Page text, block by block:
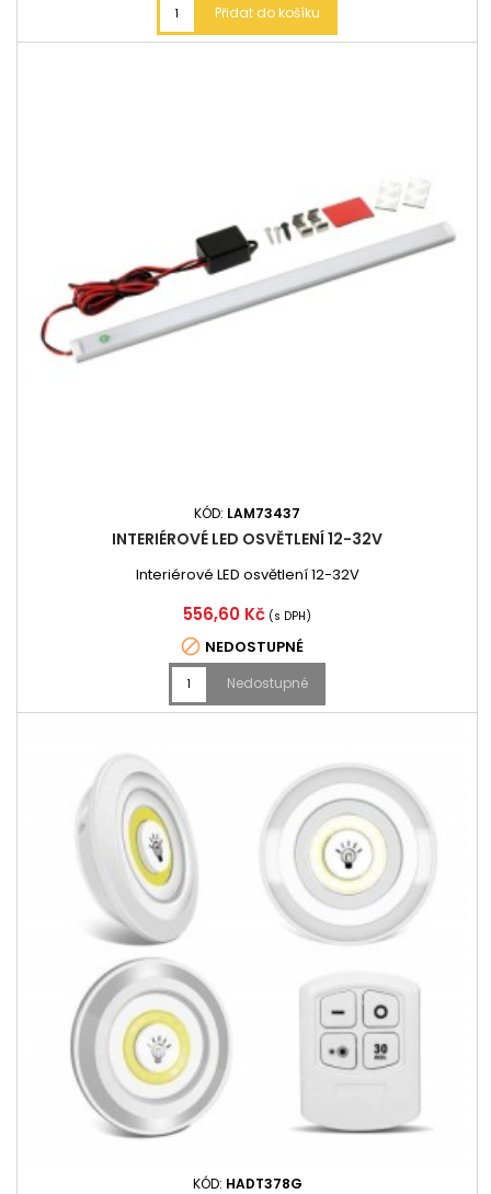
Přidat do košíku
KÓD: LAM73437
INTERIÉROVÉ LED OSVĚTLENÍ 12-32V
Interiérové LED osvětlení 12-32V
Cena
556,60 Kč (s DPH)
 NEDOSTUPNÉ
Nedostupné
KÓD: HADT378G